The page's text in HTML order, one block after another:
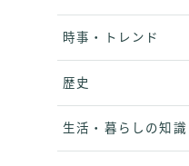
時事・トレンド
歴史
生活・暮らしの知識